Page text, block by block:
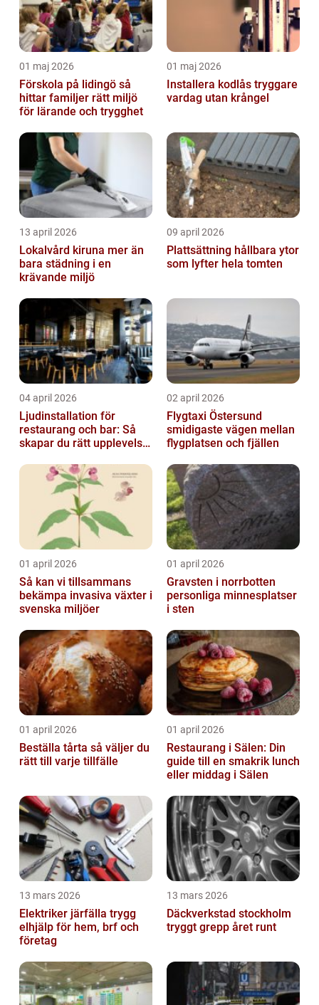
01 maj 2026
Förskola på lidingö så
hittar familjer rätt miljö
för lärande och trygghet
01 maj 2026
Installera kodlås tryggare
vardag utan krångel
13 april 2026
Lokalvård kiruna mer än
bara städning i en
krävande miljö
09 april 2026
Plattsättning hållbara ytor
som lyfter hela tomten
04 april 2026
Ljudinstallation för
restaurang och bar: Så
skapar du rätt upplevelse
02 april 2026
Flygtaxi Östersund
smidigaste vägen mellan
flygplatsen och fjällen
01 april 2026
Så kan vi tillsammans
bekämpa invasiva växter i
svenska miljöer
01 april 2026
Gravsten i norrbotten
personliga minnesplatser
i sten
01 april 2026
Beställa tårta så väljer du
rätt till varje tillfälle
01 april 2026
Restaurang i Sälen: Din
guide till en smakrik lunch
eller middag i Sälen
13 mars 2026
Elektriker järfälla trygg
elhjälp för hem, brf och
företag
13 mars 2026
Däckverkstad stockholm
tryggt grepp året runt